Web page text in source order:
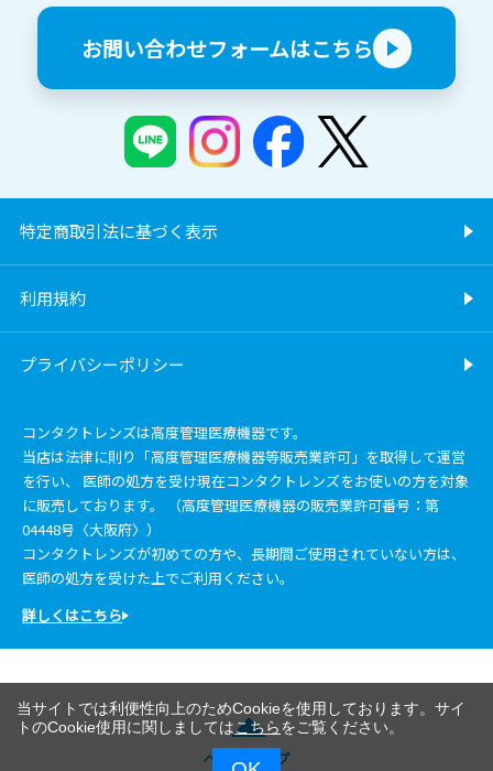
お問い合わせフォームはこちら
特定商取引法に基づく表示
利用規約
プライバシーポリシー
コンタクトレンズは高度管理医療機器です。
当店は法律に則り「高度管理医療機器等販売業許可」を取得して運営
を行い、 医師の処方を受け現在コンタクトレンズをお使いの方を対象
に販売しております。 （高度管理医療機器の販売業許可番号：第
04448号〈大阪府〉）
コンタクトレンズが初めての方や、長期間ご使用されていない方は、
医師の処方を受けた上でご利用ください。
詳しくはこちら
ページトップ
当サイトでは利便性向上のためCookieを使用しております。サイ
トのCookie使用に関しましてはこちらをご覧ください。